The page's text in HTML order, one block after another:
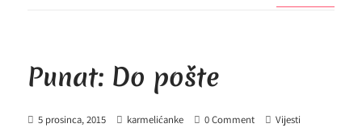
Punat: Do pošte
5 prosinca, 2015 karmelićanke 0 Comment Vijesti